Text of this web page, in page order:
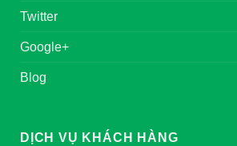
Twitter
Google+
Blog
DỊCH VỤ KHÁCH HÀNG